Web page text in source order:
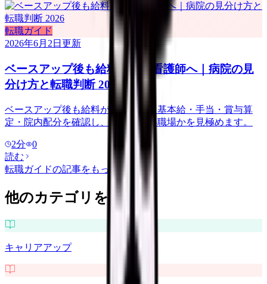
転職ガイド
2026年6月2日 更新
ベースアップ後も給料が低い看護師へ｜病院の見
分け方と転職判断 2026
ベースアップ後も給料が低い時は、基本給・手当・賞与算
定・院内配分を確認し、改善しない職場かを見極めます。
2分
0
読む
転職ガイドの記事をもっと見る
他のカテゴリを探す
キャリアアップ